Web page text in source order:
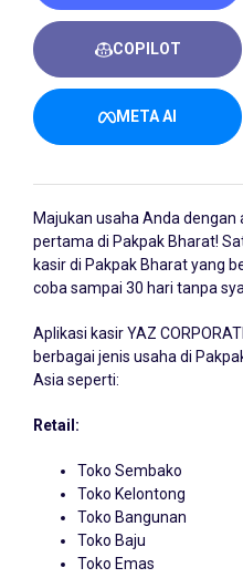
COPILOT
META AI
Majukan usaha Anda dengan
pertama di Pakpak Bharat!
kasir di Pakpak Bharat yang
coba sampai 30 hari tanpa
Aplikasi kasir YAZ
berbagai jenis usaha di
Asia seperti:
Retail:
Toko Sembako
Toko Kelontong
Toko Bangunan
Toko Baju
Toko Emas